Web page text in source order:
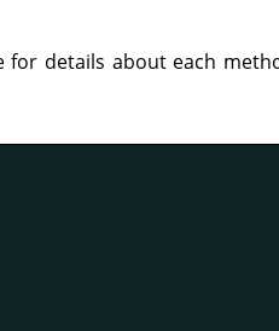
for details about each